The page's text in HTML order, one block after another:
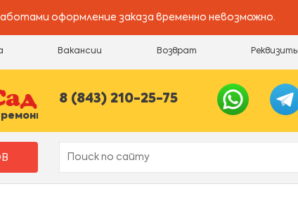
оформление заказа временно невозможно.
Вакансии Возврат
8 (843) 210-25-75